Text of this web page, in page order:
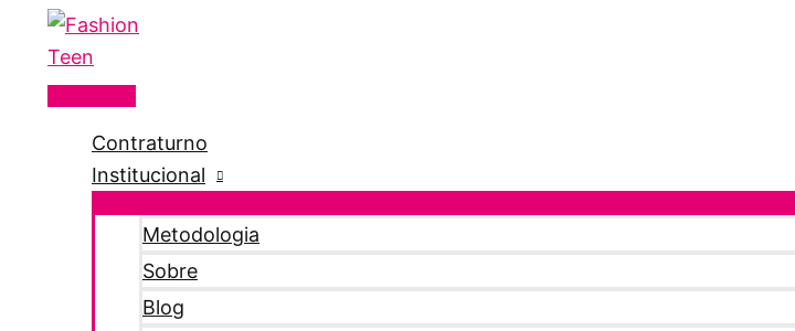
para
conteúdo
principal
Contraturno
Institucional
Metodologia
Sobre
Blog